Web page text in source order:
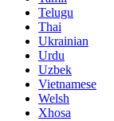
Telugu
Thai
Ukrainian
Urdu
Uzbek
Vietnamese
Welsh
Xhosa